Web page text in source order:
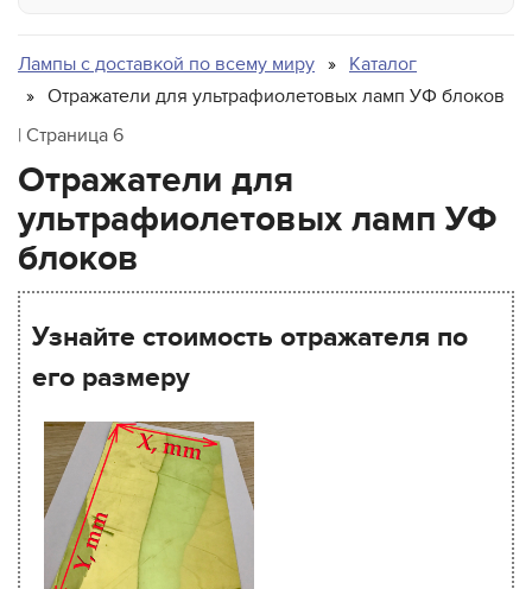
Лампы с доставкой по всему миру
Каталог
Отражатели для ультрафиолетовых ламп УФ блоков
| Страница 6
Отражатели для
ультрафиолетовых ламп УФ
блоков
Узнайте стоимость отражателя по
его размеру
Integration Technologies
IP&I
Matan
Microcraft
Mutoh
Printing Imaging Tech.
Raster
Screen USA
Sigmajet